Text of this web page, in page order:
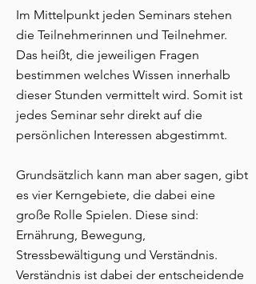
Im Mittelpunkt jeden Seminars stehen
die Teilnehmerinnen und Teilnehmer.
Das heißt, die jeweiligen Fragen
bestimmen welches Wissen innerhalb
dieser Stunden vermittelt wird. Somit ist
jedes Seminar sehr direkt auf die
persönlichen Interessen abgestimmt.
Grundsätzlich kann man aber sagen, gibt
es vier Kerngebiete, die dabei eine
große Rolle Spielen. Diese sind:
Ernährung, Bewegung,
Stressbewältigung und Verständnis.
Verständnis ist dabei der entscheidende